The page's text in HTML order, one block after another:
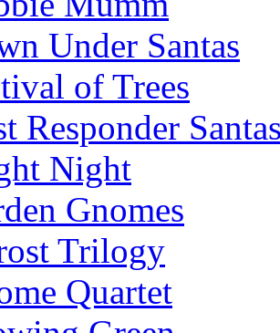
Under Santas
of Trees
Responder
Night
Gnomes
Trilogy
Quartet